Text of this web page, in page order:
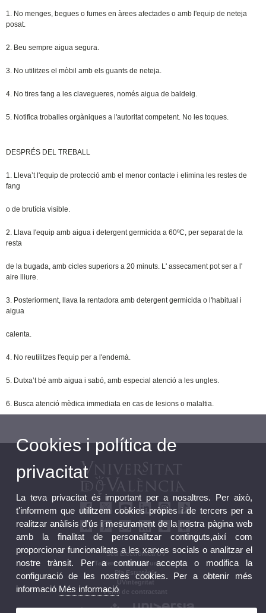
1. No menges, begues o fumes en àrees afectades o amb l'equip de neteja
posat.
2. Beu sempre aigua segura.
3. No utilitzes el mòbil amb els guants de neteja.
4. No tires fang a les clavegueres, només aigua de baldeig.
5. Notifica troballes orgàniques a l'autoritat competent. No les toques.
DESPRÉS DEL TREBALL
1. Lleva’t l'equip de protecció amb el menor contacte i elimina les restes de
fang
o de brutícia visible.
2. Llava l'equip amb aigua i detergent germicida a 60ºC, per separat de la
resta
de la bugada, amb cicles superiors a 20 minuts. L' assecament pot ser a l'
aire lliure.
3. Posteriorment, llava la rentadora amb detergent germicida o l'habitual i
aigua
calenta.
4. No reutilitzes l'equip per a l'endemà.
5. Dutxa’t bé amb aigua i sabó, amb especial atenció a les ungles.
6. Busca atenció mèdica immediata en cas de lesions o malaltia.
Seu Electrònica UV
Tauler oficial d'anuncis UV
Pla Estratègic
UVintegritat
Perfil de contractant
Cookies i política de
privacitat
La teva privacitat és important per a nosaltres. Per això,
t'informem que utilitzem cookies pròpies i de tercers per a
realitzar anàlisis d'ús i mesurament de la nostra pàgina web
amb la finalitat de personalitzar continguts,així com
proporcionar funcionalitats a les xarxes socials o analitzar el
nostre trànsit. Per a continuar accepta o modifica la
configuració de les nostres cookies. Per a obtenir més
informació Més informació